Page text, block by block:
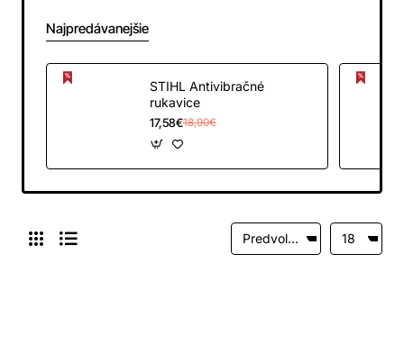
Najpredávanejšie
STIHL Antivibračné
rukavice
17,58€18,90€